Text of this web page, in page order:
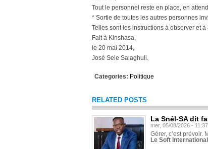
Tout le personnel reste en place, en
* Sortie de toutes les autres personnes
Telles sont les instructions à observer et
Fait à Kinshasa,
le 20 mai 2014,
José Sele Salaghuli.
Categories: Politique
RELATED POSTS
La Snél-SA dit
mer, 05/08/2026 - 11:37
Gérer, c’est prévoir.
Le Soft